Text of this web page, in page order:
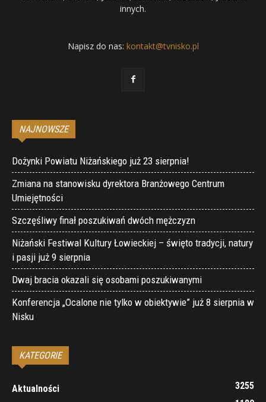
innych.
Napisz do nas: kontakt@tvnisko.pl
NAJNOWSZE
Dożynki Powiatu Niżańskiego już 23 sierpnia!
Zmiana na stanowisku dyrektora Branżowego Centrum
Umiejętności
Szczęśliwy finał poszukiwań dwóch mężczyzn
Niżański Festiwal Kultury Łowieckiej – święto tradycji, natury
i pasji już 9 sierpnia
Dwaj bracia okazali się osobami poszukiwanymi
Konferencja „Ocalone nie tylko w obiektywie” już 8 sierpnia w
Nisku
KATEGORIE
Aktualności
3255